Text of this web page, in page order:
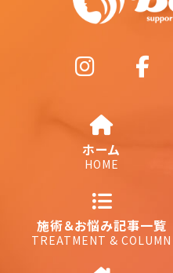
ホーム
HOME
施術＆お悩み記事一覧
TREATMENT & COLUMN